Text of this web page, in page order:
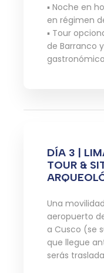
▪ Noche en
en régimen
▪ Tour
de Barranco
gastronómica
DÍA 3 |
TOUR &
Una
aeropuerto
a Cusco (se
que llegue
serás